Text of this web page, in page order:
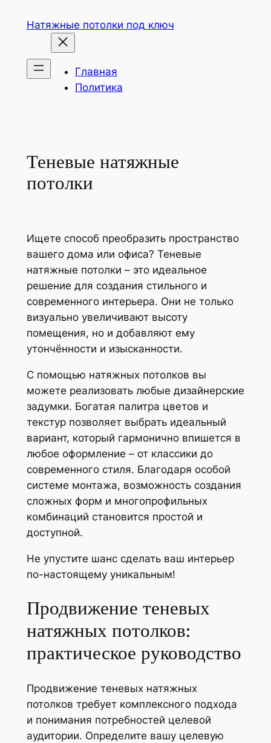
содержимому
Натяжные потолки под ключ
Главная
Политика
Теневые натяжные
потолки
Ищете способ преобразить пространство
вашего дома или офиса? Теневые
натяжные потолки – это идеальное
решение для создания стильного и
современного интерьера. Они не только
визуально увеличивают высоту
помещения, но и добавляют ему
утончённости и изысканности.
С помощью натяжных потолков вы
можете реализовать любые дизайнерские
задумки. Богатая палитра цветов и
текстур позволяет выбрать идеальный
вариант, который гармонично впишется в
любое оформление – от классики до
современного стиля. Благодаря особой
системе монтажа, возможность создания
сложных форм и многопрофильных
комбинаций становится простой и
доступной.
Не упустите шанс сделать ваш интерьер
по-настоящему уникальным!
Продвижение теневых
натяжных потолков:
практическое руководство
Продвижение теневых натяжных
потолков требует комплексного подхода
и понимания потребностей целевой
аудитории. Определите вашу целевую